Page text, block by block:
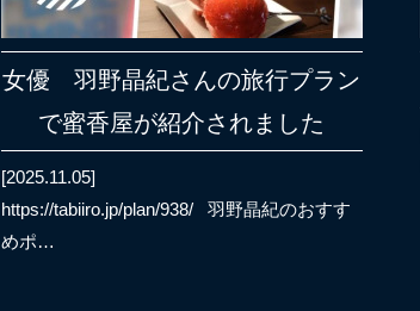
女優 羽野晶紀さんの旅行プラン
で蜜香屋が紹介されました
[2025.11.05]
https://tabiiro.jp/plan/938/ 羽野晶紀のおすす
めポ…